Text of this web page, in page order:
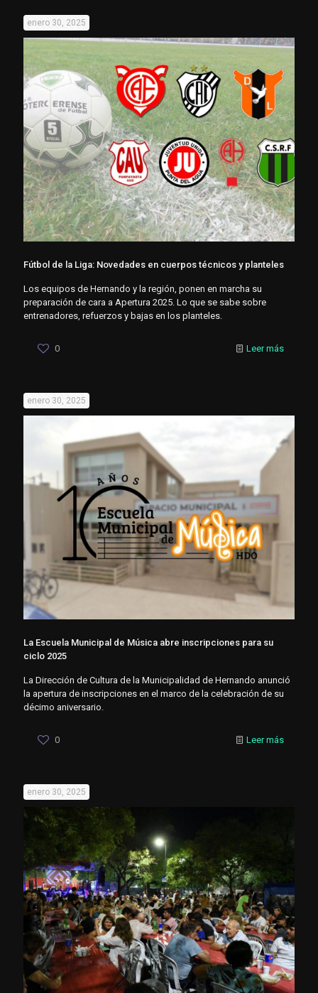
enero 30, 2025
Fútbol de la Liga: Novedades en cuerpos técnicos y planteles
Los equipos de Hernando y la región, ponen en marcha su
preparación de cara a Apertura 2025. Lo que se sabe sobre
entrenadores, refuerzos y bajas en los planteles.
0 Leer más
enero 30, 2025
La Escuela Municipal de Música abre inscripciones para su
ciclo 2025
La Dirección de Cultura de la Municipalidad de Hernando anunció
la apertura de inscripciones en el marco de la celebración de su
décimo aniversario.
0 Leer más
enero 30, 2025